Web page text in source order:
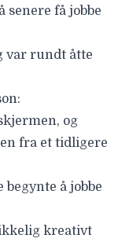
senere få jobbe
var rundt åtte
og
fra et tidligere
å jobbe
kreativt